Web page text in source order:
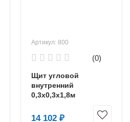
Артикул: 800
(0)
Щит угловой
внутренний
0,3х0,3х1,8м
14 102 ₽